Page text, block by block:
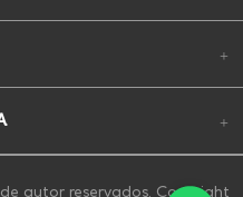
+
+
autor reservados. Copyright